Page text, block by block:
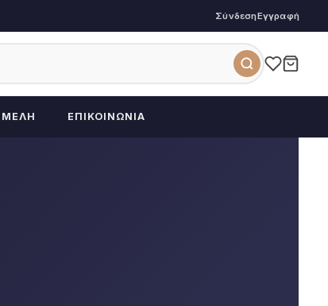
ΣύνδεσηΕγγραφή
ΜΈΛΗ ΕΠΙΚΟΙΝΩΝΊΑ